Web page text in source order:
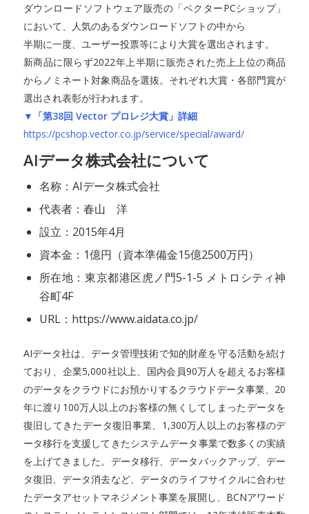
ダウンロードソフトウェア販売の「ベクターPCショップ」
において、人気のあるダウンロードソフトの中から
半期に一度、ユーザー投票等により大賞を選出されます。
新商品に限らず2022年上半期に販売された売上上位の商品
からノミネート対象商品を選抜。それぞれ大賞・各部門賞が
選出され表彰が行われます。
▼「第38回 Vector プロレジ大賞」詳細
https://pcshop.vector.co.jp/service/special/award/
AIデータ株式会社について
名称：AIデータ株式会社
代表者：春山 洋
設立：2015年4月
資本金：1億円（資本準備金15億2500万円）
所在地：東京都港区虎ノ門5-1-5 メトロシティ神
谷町4F
URL：https://www.aidata.co.jp/
AIデータ社は、データ管理技術で知的財産を守る活動を続け
ており、企業5,000社以上、国内会員90万人を超えるお客様
のデータをクラウドにお預かりするクラウドデータ事業、20
年に渡り100万人以上のお客様の無くしてしまったデータを
復旧してきたデータ復旧事業、1,300万人以上のお客様のデ
ータ移行を支援してきたシステムデータ事業で数多くの実績
を上げてきました。データ移行、データバックアップ、デー
タ復旧、データ消去など、データのライフサイクルに合わせ
たデータアセットマネジメント事業を展開し、BCNアワード